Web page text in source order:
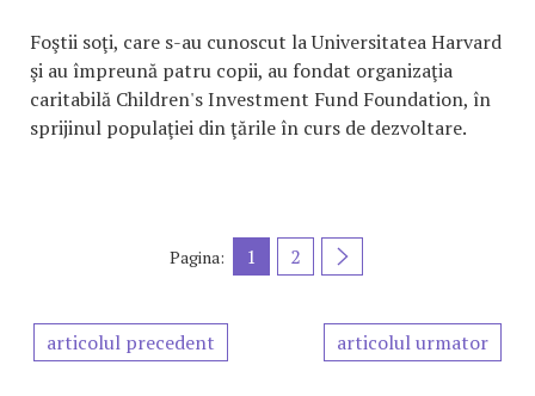
Foştii soţi, care s-au cunoscut la Universitatea Harvard
şi au împreună patru copii, au fondat organizaţia
caritabilă Children's Investment Fund Foundation, în
sprijinul populaţiei din ţările în curs de dezvoltare.
Pagina: 1 2
articolul precedent articolul urmator